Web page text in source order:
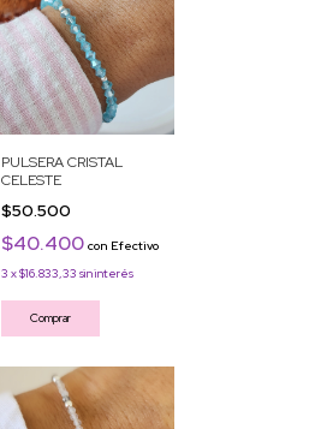
PULSERA CRISTAL
CELESTE
$50.500
$40.400 con Efectivo
3 x$16.833,33 sin interés
Comprar